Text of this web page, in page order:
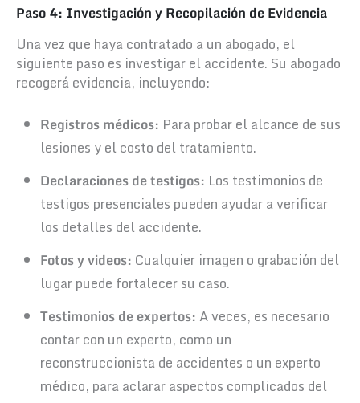
Paso 4: Investigación y Recopilación de Evidencia
Una vez que haya contratado a un abogado, el
siguiente paso es investigar el accidente. Su abogado
recogerá evidencia, incluyendo:
Registros médicos: Para probar el alcance de sus
lesiones y el costo del tratamiento.
Declaraciones de testigos: Los testimonios de
testigos presenciales pueden ayudar a verificar
los detalles del accidente.
Fotos y videos: Cualquier imagen o grabación del
lugar puede fortalecer su caso.
Testimonios de expertos: A veces, es necesario
contar con un experto, como un
reconstruccionista de accidentes o un experto
médico, para aclarar aspectos complicados del